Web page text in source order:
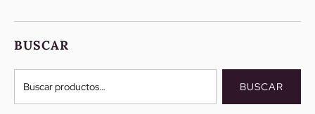
BUSCAR
Buscar
BUSCAR